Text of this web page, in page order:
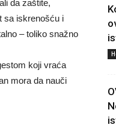
da zaštite,
sa iskrenošću i
– toliko snažno
koji vraća
mora da nauči